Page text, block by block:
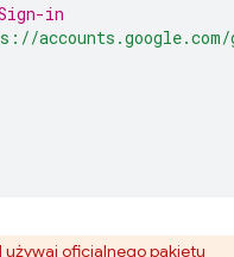
in
oficjalnego pakietu